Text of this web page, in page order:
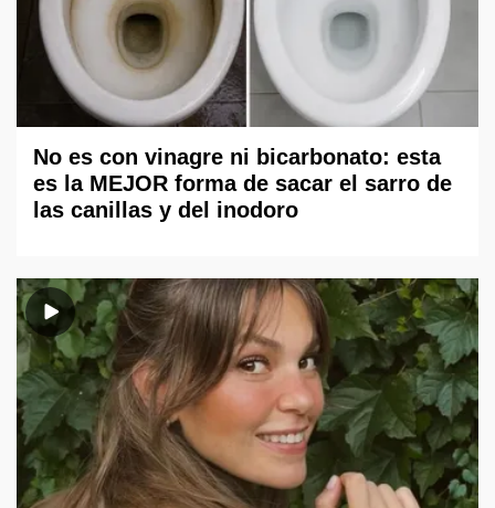
No es con vinagre ni bicarbonato: esta
es la MEJOR forma de sacar el sarro de
las canillas y del inodoro